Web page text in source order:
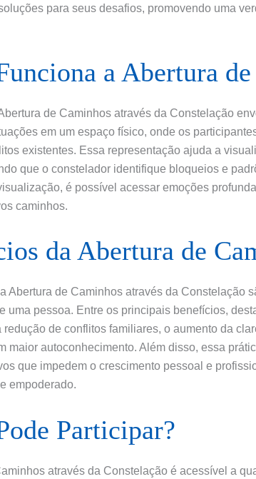
para seus desafios, promovendo uma
a Abertura
de Caminhos através da Constelação
em um espaço físico, onde os
existentes. Essa representação ajuda a
que o constelador identifique bloqueios e
é possível acessar emoções
caminhos.
da Abertura de
Abertura de Caminhos através da Constelação
uma pessoa. Entre os principais benefícios,
redução de conflitos familiares, o aumento da
maior autoconhecimento. Além disso, essa
que impedem o crescimento pessoal e
empoderado.
Participar?
através da Constelação é acessível a